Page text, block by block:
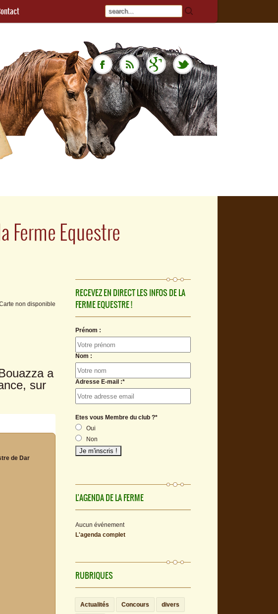
Ferme Equestre
non disponible
a
sur
RECEVEZ EN DIRECT LES INFOS DE LA
FERME EQUESTRE !
Prénom :
Nom :
Adresse E-mail :*
Etes vous Membre du club ?*
Oui
Non
L’AGENDA DE LA FERME
Aucun événement
L'agenda complet
RUBRIQUES
Actualités Concours divers